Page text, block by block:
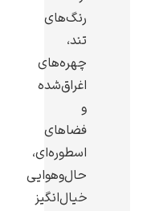
ادوارد هاپر
رنگ‌های
تند،
چهره‌های
اغراق‌شده
و
فضاهای
اسطوره‌ای،
حال‌وهوایی
خیال‌انگیز